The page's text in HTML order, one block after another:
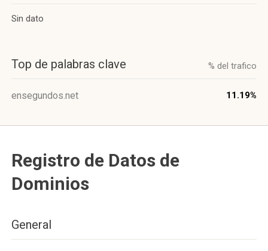
Sin dato
Top de palabras clave % del trafico
ensegundos.net 11.19%
Registro de Datos de
Dominios
General